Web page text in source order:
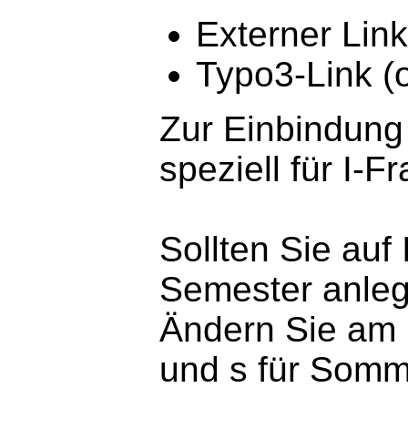
Externer
Typo3-Link
Zur
speziell für I-
Sollten Sie auf
Semester
Ändern Sie
und s für